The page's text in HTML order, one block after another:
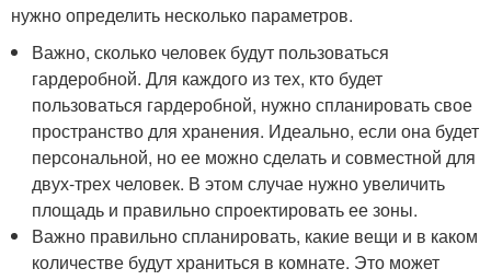
нужно определить несколько параметров.
Важно, сколько человек будут пользоваться
гардеробной. Для каждого из тех, кто будет
пользоваться гардеробной, нужно спланировать свое
пространство для хранения. Идеально, если она будет
персональной, но ее можно сделать и совместной для
двух-трех человек. В этом случае нужно увеличить
площадь и правильно спроектировать ее зоны.
Важно правильно спланировать, какие вещи и в каком
количестве будут храниться в комнате. Это может